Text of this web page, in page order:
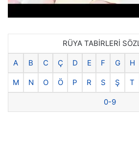
RÜYA TABİRLERİ
A B C Ç D E F G H
M N O Ö P R S Ş T
0-9